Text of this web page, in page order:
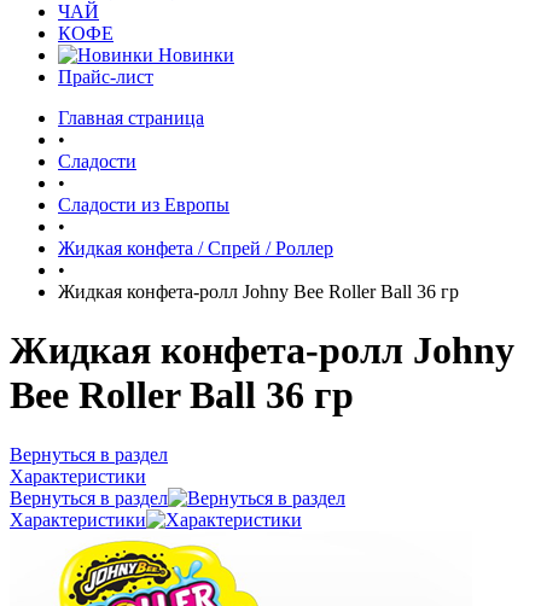
ЧАЙ
КОФЕ
Новинки
Прайс-лист
Главная страница
•
Сладости
•
Сладости из Европы
•
Жидкая конфета / Спрей / Роллер
•
Жидкая конфета-ролл Johny Bee Roller Ball 36 гр
Жидкая конфета-ролл Johny
Bee Roller Ball 36 гр
Вернуться в раздел
Характеристики
Вернуться в раздел
Характеристики